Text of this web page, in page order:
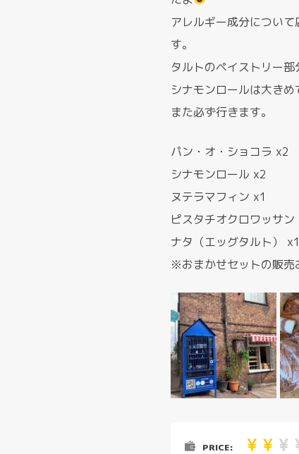
アレルギー成分につい
す。
タルトのペイストリー部
シナモンロールは大き
また必ず行きます。
パン・オ・ショコラ x2
シナモンロール x2
ヌテラマフィン x1
ピスタチオクロワッサン
ナタ（エッグタルト） x1
※おまかせセットの販売
PRICE: